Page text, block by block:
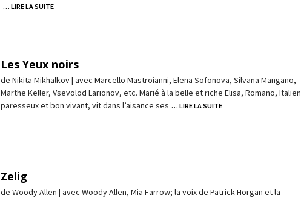
… LIRE LA SUITE
Les Yeux noirs
de Nikita Mikhalkov | avec Marcello Mastroianni, Elena Sofonova, Silvana Mangano,
Marthe Keller, Vsevolod Larionov, etc. Marié à la belle et riche Elisa, Romano, Italien
paresseux et bon vivant, vit dans l’aisance ses … LIRE LA SUITE
Zelig
de Woody Allen | avec Woody Allen, Mia Farrow; la voix de Patrick Horgan et la